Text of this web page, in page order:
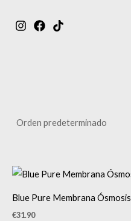
¡NOVEDAD!
Blue Pure Membrana Ósmosis
€31.90